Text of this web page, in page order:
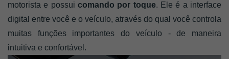
motorista e possui comando por toque. Ele é a interface
digital entre você e o veículo, através do qual você controla
muitas funções importantes do veículo - de maneira
intuitiva e confortável.